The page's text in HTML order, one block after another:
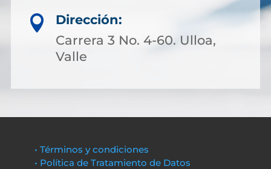

Dirección:
Carrera 3 No. 4-60. Ulloa,
Valle
• Términos y condiciones
• Política de Tratamiento de Datos